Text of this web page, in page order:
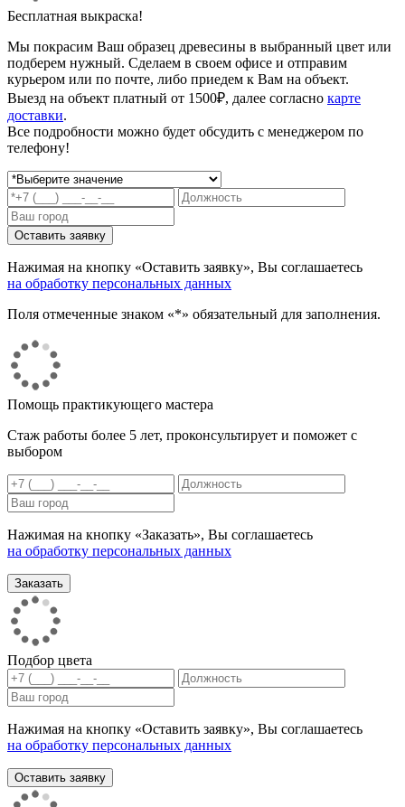
Бесплатная выкраска!
Мы покрасим Ваш образец древесины в выбранный цвет или
подберем нужный. Сделаем в своем офисе и отправим
курьером или по почте, либо приедем к Вам на объект.
Выезд на объект платный от 1500₽, далее согласно карте
доставки.
Все подробности можно будет обсудить с менеджером по
телефону!
Нажимая на кнопку «Оставить заявку», Вы соглашаетесь
на обработку персональных данных
Поля отмеченные знаком «*» обязательный для заполнения.
Помощь практикующего мастера
Стаж работы более 5 лет, проконсультирует и поможет с
выбором
Нажимая на кнопку «Заказать», Вы соглашаетесь
на обработку персональных данных
Подбор цвета
Нажимая на кнопку «Оставить заявку», Вы соглашаетесь
на обработку персональных данных